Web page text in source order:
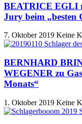
BEATRICE EGLI
Jury beim „besten
7. Oktober 2019 Keine
BERNHARD
WEGENER zu
Monats“
1. Oktober 2019 Keine